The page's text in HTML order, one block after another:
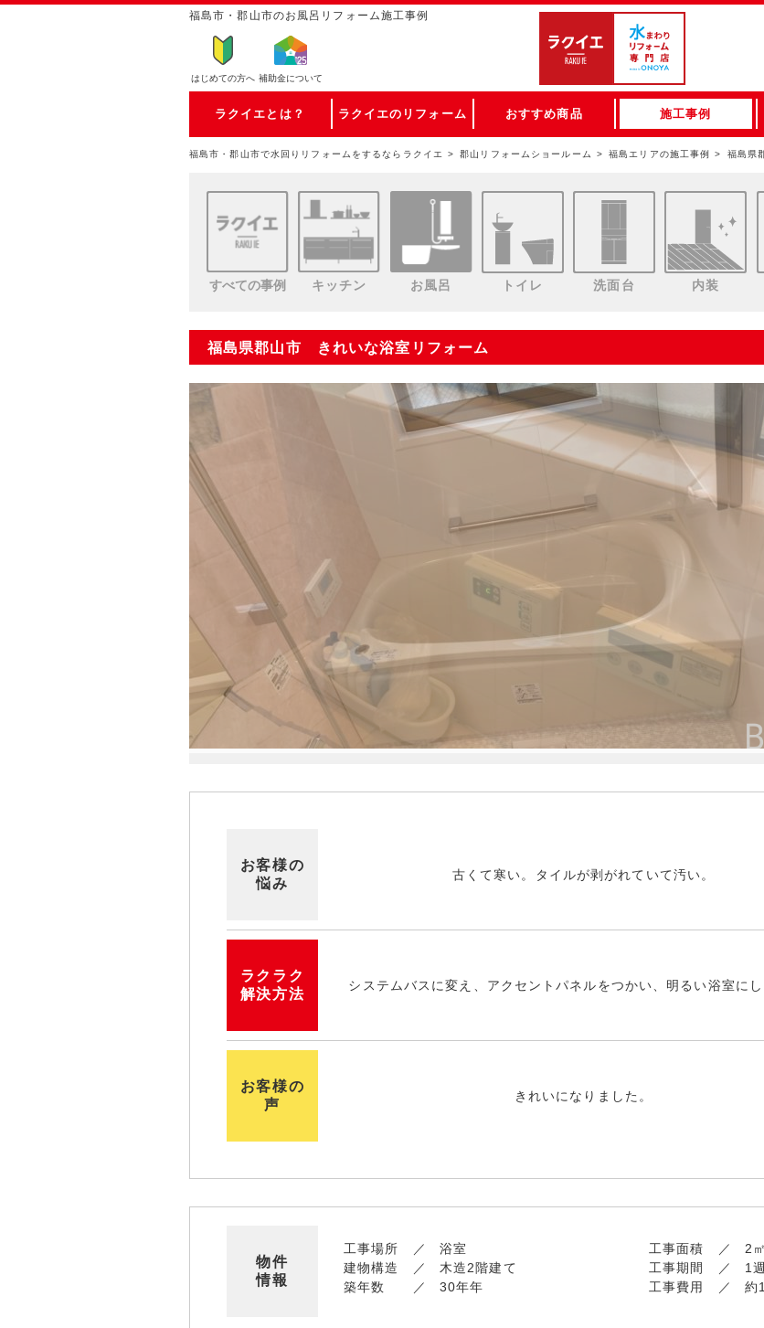
福島市・郡山市のお風呂リフォーム施工事例
はじめての方へ 補助金について
ラクイエとは？ ラクイエのリフォーム おすすめ商品 施工事例
福島市・郡山市で水回りリフォームをするならラクイエ 郡山リフォームショールーム 福島エリアの施工事例 福島県
すべての事例 キッチン お風呂 トイレ 洗面台 内装
福島県郡山市 きれいな浴室リフォーム
お客様の
悩み
古くて寒い。タイルが剥がれていて汚い。
ラクラク
解決方法
システムバスに変え、アクセントパネルをつかい、明るい浴室にし
お客様の
声
きれいになりました。
物件
情報
工事場所
浴室
建物構造
木造2階建て
築年数
30年年
工事面積 2
工事期間
1
工事費用
約